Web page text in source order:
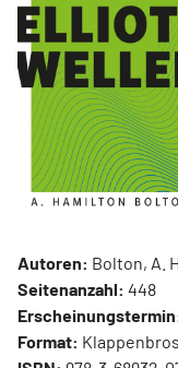
Autoren: Bolton, A.
Seitenanzahl: 448
Format: